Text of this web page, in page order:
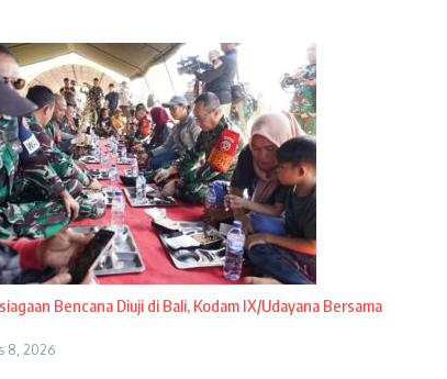
Bencana Diuji di Bali, Kodam IX/Udayana Bersama
8, 2026